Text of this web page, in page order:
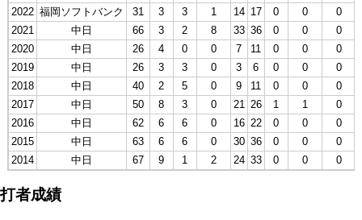
2022 福岡ソフトバンク 31 3 3 1 14 17 0 0 0
2021
中日 66 3 2 8 33 36 0 0 0
2020
中日 26 4 0 0 7 11 0 0 0
2019
中日 26 3 3 0 3 6 0 0 0
2018
中日 40 2 5 0 9 11 0 0 0
2017
中日 50 8 3 0 21 26 1 1 0
2016
中日 62 6 6 0 16 22 0 0 0
2015
中日 63 6 6 0 30 36 0 0 0
2014
中日 67 9 1 2 24 33 0 0 0
打者成績